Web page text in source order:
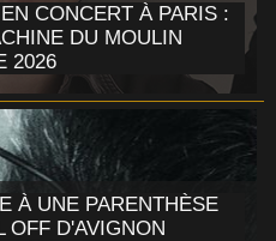
CONCERT À PARIS :
DU MOULIN
2026
À UNE PARENTHÈSE
OFF D'AVIGNON